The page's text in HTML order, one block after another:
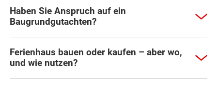
Haben Sie Anspruch auf ein
Baugrundgutachten?
Ferienhaus bauen oder kaufen – aber wo,
und wie nutzen?